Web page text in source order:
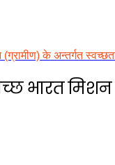
(ग्रामीण) के अन्तर्गत
भारत